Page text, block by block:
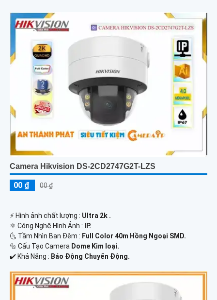
Camera Hikvision DS-2CD2747G2T-LZS
00 ₫ 00 ₫
️⚡ Hình ảnh chất lượng : Ultra 2k .
⚛️ Công Nghệ Hình Ảnh :
IP.
🌜 Tầm Nhìn Ban Đêm : Full Color 40m Hồng Ngoại SMD.
🔩 Cấu Tạo Camera Dome Kim loại.
️✔️ Khả Năng : Báo Động Chuyển Động.